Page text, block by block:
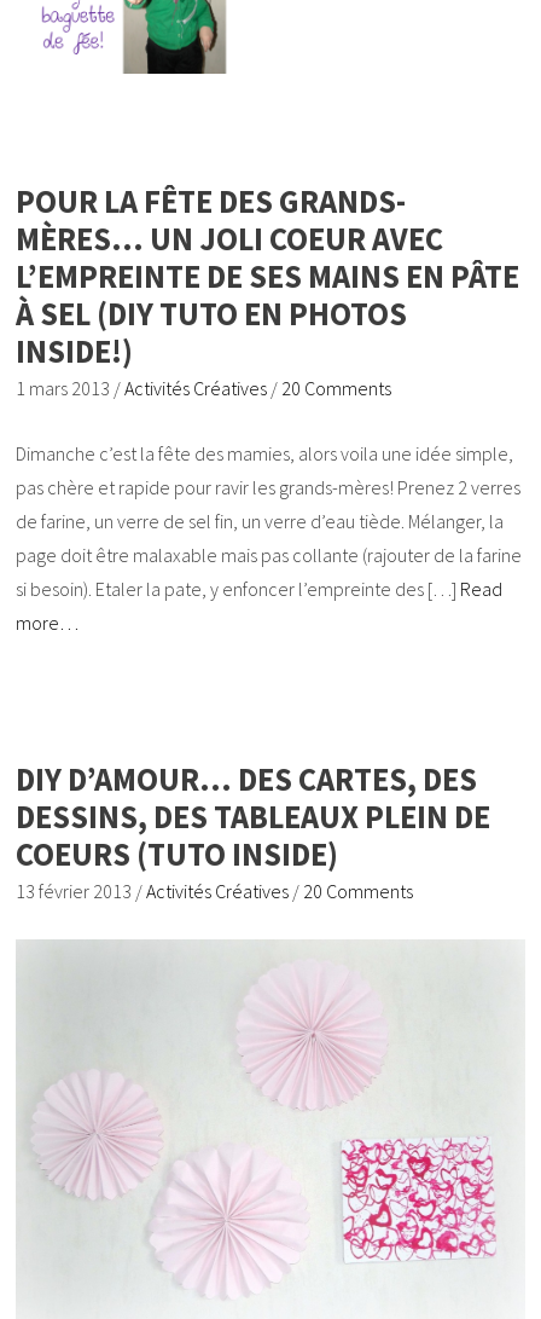
POUR LA FÊTE DES GRANDS-
MÈRES… UN JOLI COEUR AVEC
L’EMPREINTE DE SES MAINS EN PÂTE
À SEL (DIY TUTO EN PHOTOS
INSIDE!)
1 mars 2013 /Activités Créatives / 20 Comments
Dimanche c’est la fête des mamies, alors voila une idée simple,
pas chère et rapide pour ravir les grands-mères! Prenez 2 verres
de farine, un verre de sel fin, un verre d’eau tiède. Mélanger, la
page doit être malaxable mais pas collante (rajouter de la farine
si besoin). Etaler la pate, y enfoncer l’empreinte des […] Read
more…
DIY D’AMOUR… DES CARTES, DES
DESSINS, DES TABLEAUX PLEIN DE
COEURS (TUTO INSIDE)
13 février 2013 /Activités Créatives / 20 Comments